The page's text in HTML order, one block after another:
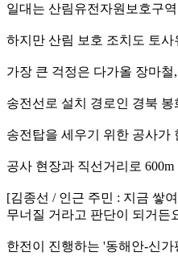
일대는 산림유전자원보호구
하지만 산림 보호 조치도 토
가장 큰 걱정은 다가올 장마
송전선로 설치 경로인 경북
송전탑을 세우기 위한 공사가
공사 현장과 직선거리로
[김종선 / 인근 주민 : 지금 쌓
무너질 거라고 판단이 되거든
한전이 진행하는 '동해안-신